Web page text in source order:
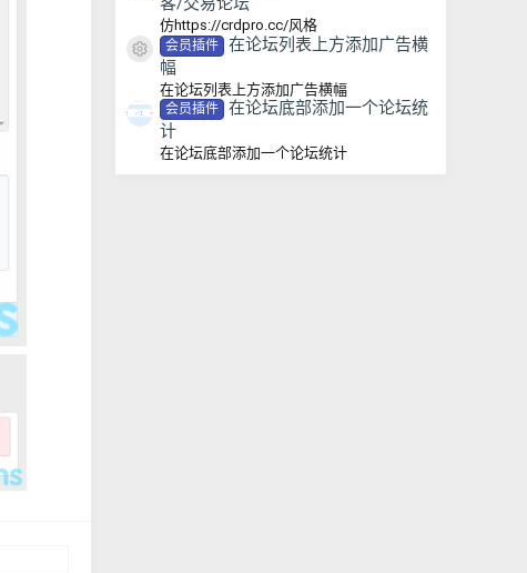
仿https://crdpro.cc/风格
资源图标
会员插件
在论坛列表上方添加广告横
幅
在论坛列表上方添加广告横幅
会员插件
在论坛底部添加一个论坛统
计
在论坛底部添加一个论坛统计